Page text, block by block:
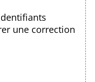
une correction